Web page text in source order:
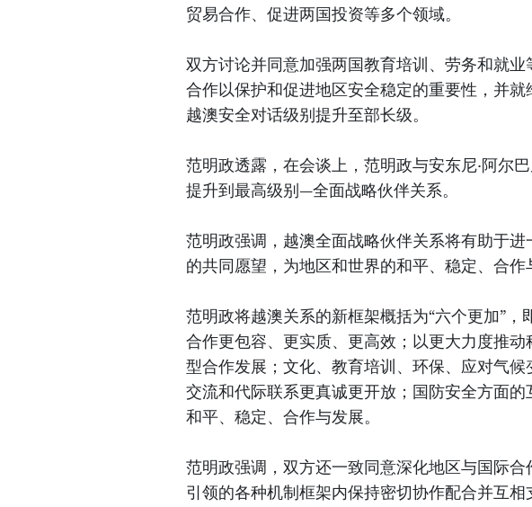
贸易合作、促进两国投资等多个领域。
双方讨论并同意加强两国教育培训、劳务和就
合作以保护和促进地区安全稳定的重要性，并
越澳安全对话级别提升至部长级。
范明政透露，在会谈上，范明政与安东尼·阿尔
提升到最高级别—全面战略伙伴关系。
范明政强调，越澳全面战略伙伴关系将有助于
的共同愿望，为地区和世界的和平、稳定、合作
范明政将越澳关系的新框架概括为“六个更加”
合作更包容、更实质、更高效；以更大力度推
型合作发展；文化、教育培训、环保、应对气
交流和代际联系更真诚更开放；国防安全方面
和平、稳定、合作与发展。
范明政强调，双方还一致同意深化地区与国际
引领的各种机制框架内保持密切协作配合并互